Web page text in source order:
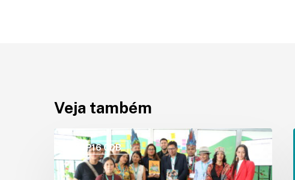
Veja também
COP16 CDB
A
e
jovens